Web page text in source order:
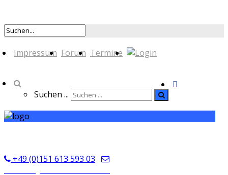
Impressum Forum Termine
Suchen ...
+49 (0)151 613 593 03